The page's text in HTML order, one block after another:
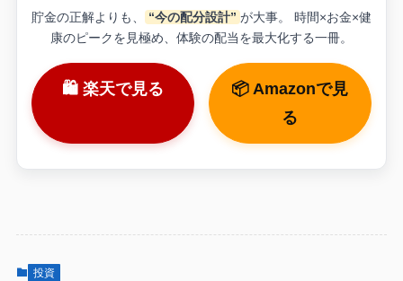
貯金の正解よりも、 “今の配分設計” が大事。 時間×お金×健
康のピークを見極め、体験の配当を最大化する一冊。
🛍 楽天で見る
📦 Amazonで見
る
投資